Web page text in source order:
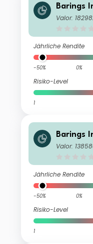
Barings
- Barings
Valor:
Jährliche Rendite
-50% 0%
Risiko-Level
1
Barings
- Barings
Valor:
Jährliche Rendite
-50% 0%
Risiko-Level
1